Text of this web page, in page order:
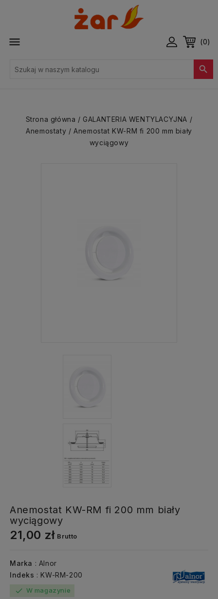
 (0)

Strona główna
GALANTERIA WENTYLACYJNA
Anemostaty
Anemostat KW-RM fi 200 mm biały
wyciągowy
Anemostat KW-RM fi 200 mm biały
wyciągowy
21,00 zł Brutto
Marka : Alnor
Indeks : KW-RM-200
check W magazynie